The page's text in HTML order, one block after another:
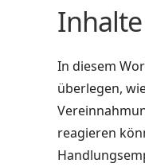
In diesem
überlegen,
reagieren